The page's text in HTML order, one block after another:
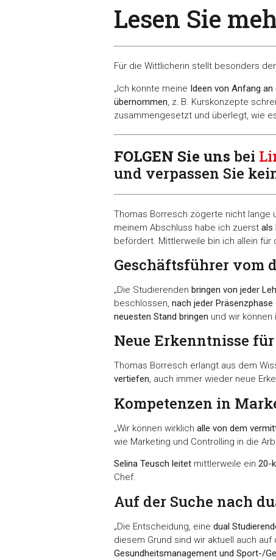
Lesen Sie
Für die Wittlicherin stellt besonders der
„Ich konnte meine Ideen von Anfang an
übernommen, z. B. Kurskonzepte
zusammengesetzt und überlegt, wie
FOLGEN Sie uns bei
und verpassen Sie
Thomas Borresch zögerte nicht lange
meinem Abschluss habe ich zuerst als
befördert. Mittlerweile bin ich allein für
Geschäftsführer vom
„Die Studierenden bringen von jeder
beschlossen, nach jeder
neuesten Stand bringen und wir können
Neue Erkenntnisse
Thomas Borresch erlangt aus dem
vertiefen, auch immer wieder neue
Kompetenzen in
„Wir können wirklich alle von dem
wie Marketing und Controlling in die
Selina Teusch leitet mittlerweile ein 20-
Chef.
Auf der Suche nach
„Die Entscheidung, eine dual
diesem Grund sind wir aktuell auch
Gesundheitsmanagement und Sport-/